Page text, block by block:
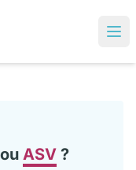
ou ASV ?